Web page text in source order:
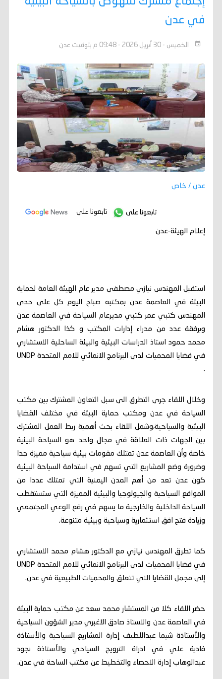
في عدن
الخميس - 30 أبريل 2026 - 09:48 م بتوقيت عدن
عدن / خاص
تابعونا على تابعونا على
إعلام الهيئة-عدن
استقبل المهندس نيازي مصطفى مدير عام الهيئة العامة لحماية
البيئة في العاصمة عدن بمكتبه صباح اليوم كل على حدى
المهندس كتبي عمر كتبي مديرعام السياحة في العاصمة عدن
وبرفقة عدد من مدراء إدارات المكتب و كذا الدكتور هشام
محمد حمود استاذ الدراسات البيئية والبيئة الساحلية الاستشاري
في قضايا المحميات لدى البرنامج الانمائي للامم المتحدة UNDP
.
وخلال اللقاء جرى التطرق الى سبل التعاون المشترك بين مكتب
السياحة في عدن ومكتب حماية البيئة في مختلف القضايا
البيئية والسياحية،وشمل اللقاء بحث أهمية ربط العمل المشترك
بين الجهات ذات العلاقة في مجال واحد هو السياحة البيئية
خاصة وأن العاصمة عدن تمتلك مقومات بيئية سياحية مميزة جدا
وضرورة وضع المشاريع التي تسهم في استدامة السياحة البيئية
كون عدن تعد من أهم المدن اليمنية التي تمتلك عددا من
المواقع السياحية والجيولوجيا والبيئية المميزة التي ستستقطب
السياحة الداخلية والخارجية ما يسهم في رفع الوعي المجتمعي
وزيادة فتح افق استثمارية وسياحية وبيئية متنوعة.
كما تطرق المهندس نيازي مع الدكتور هشام محمد الاستشاري
في قضايا المحميات لدى البرنامج الانمائي للامم المتحدة UNDP
إلى مجمل القضايا التي تتعلق والمحميات الطبيعية في عدن.
حضر اللقاء كلا من المستشار محمد سعد عن مكتب حماية البيئة
في العاصمة عدن والاستاذ صادق الاغبري مدير الشؤون السياحية
والأستاذة شيما عبداللطيف إدارة المشاريع السياحية والأستاذة
فادية علي في ادراة الترويج السياحي والأستاذة نجود
عبدالوهاب إدارة الاحصاء والتخطيط عن مكتب الساحة في عدن.